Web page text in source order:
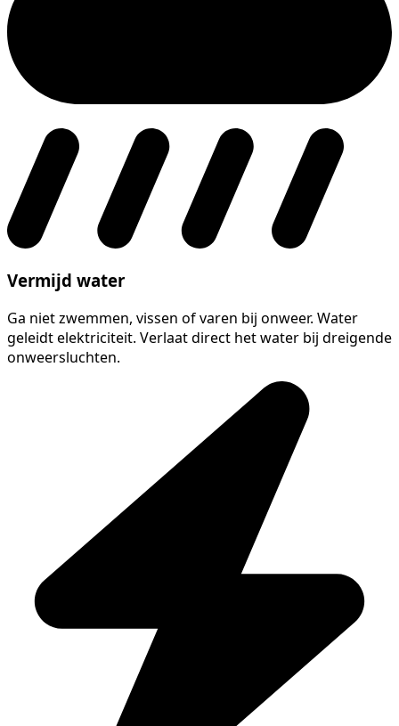
Vermijd water
Ga niet zwemmen, vissen of varen bij onweer. Water
geleidt elektriciteit. Verlaat direct het water bij dreigende
onweersluchten.